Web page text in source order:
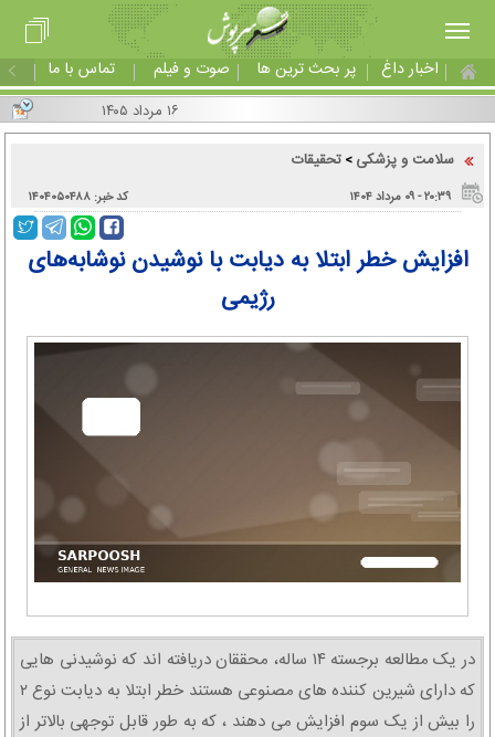
اخبار داغ پر بحث ترین ها صوت و فیلم تماس با ما
سلامت و پزشکی > تحقیقات
۲۰:۳۹ - ۰۹ مرداد ۱۴۰۴ کد خبر: ۱۴۰۴۰۵۰۴۸۸
افزایش خطر ابتلا به دیابت با نوشیدن نوشابه‌های
رژیمی
در یک مطالعه برجسته ۱۴ ساله، محققان دریافته اند که نوشیدنی هایی
که دارای شیرین کننده های مصنوعی هستند خطر ابتلا به دیابت نوع ۲
را بیش از یک سوم افزایش می دهند ، که به طور قابل توجهی بالاتر از